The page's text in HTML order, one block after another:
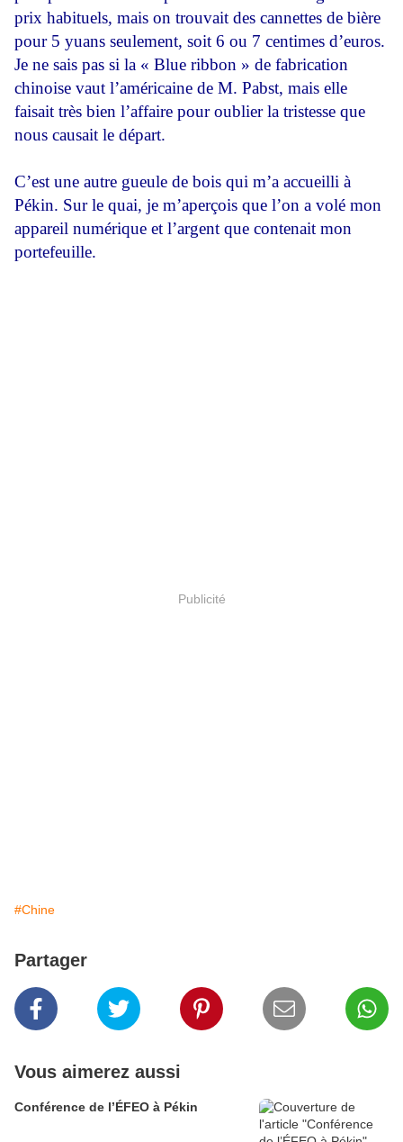
prix habituels, mais on trouvait des cannettes de bière
pour 5 yuans seulement, soit 6 ou 7 centimes d’euros.
Je ne sais pas si la « Blue ribbon » de fabrication
chinoise vaut l’américaine de M. Pabst, mais elle
faisait très bien l’affaire pour oublier la tristesse que
nous causait le départ.
C’est une autre gueule de bois qui m’a accueilli à
Pékin. Sur le quai, je m’aperçois que l’on a volé mon
appareil numérique et l’argent que contenait mon
portefeuille.
Publicité
#Chine
Partager
Vous aimerez aussi
Conférence de l’ÉFEO à Pékin